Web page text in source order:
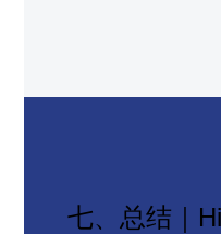
七、总结｜